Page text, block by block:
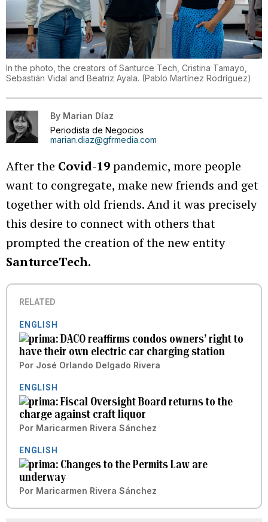
In the photo, the creators of Santurce Tech, Cristina Tamayo,
Sebastián Vidal and Beatriz Ayala. (Pablo Martínez Rodríguez)
By Marian Díaz
Periodista de Negocios
marian.diaz@gfrmedia.com
After the Covid-19pandemic, more people
want to congregate, make new friends and get
together with old friends. And it was precisely
this desire to connect with others that
prompted the creation of the new entity
SanturceTech.
RELATED
ENGLISH
DACO reaffirms condos owners’ right to
have their own electric car charging station
Por José Orlando Delgado Rivera
ENGLISH
Fiscal Oversight Board returns to the
charge against craft liquor
Por Maricarmen Rivera Sánchez
ENGLISH
Changes to the Permits Law are
underway
Por Maricarmen Rivera Sánchez